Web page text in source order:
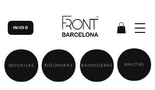
MOCHILAS RIÑONERAS BANDOLERAS
INICIO
MALETAS